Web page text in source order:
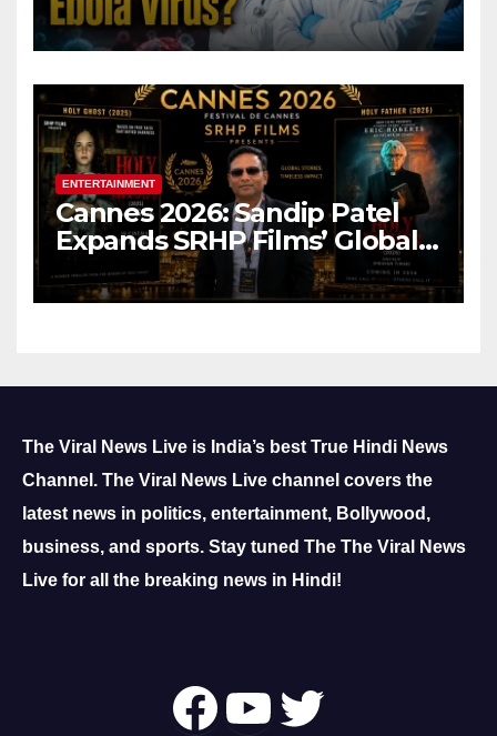
ENTERTAINMENT
Cannes 2026: Sandip Patel
Expands SRHP Films’ Global
Reach
The Viral News Live is India’s best True Hindi News
Channel. The Viral News Live channel covers the
latest news in politics, entertainment, Bollywood,
business, and sports. Stay tuned The The Viral News
Live for all the breaking news in Hindi!
Follow Us OnYouTube
Twitter